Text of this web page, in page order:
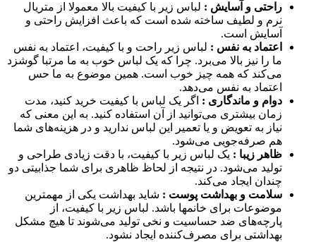
راحتی و آسایش : لباس زیر با کیفیت بالا معمولا از متریال
نرم و لطیف ساخته شده است که باعث افزایش راحتی و
آسایش است.
اعتماد به نفس : لباس زیر راحت و با کیفیت، اعتماد به نفس
ما را نیز بالا می‌برد. چرا که یک لباس خوب به ما مرتبا گوشزد
می‌کند که همه چیز خوب است. همین موضوع به ما حس
اعتماد به نفس می‌دهد.
دوام و ماندگاری : اگر یک لباس با کیفیت خرید کنید، مدت
زمان بیشتری می‌توانید از آن استفاده کنید. به این معنی که
نیاز به تعویض و یا تعمیر این لباس ندارید و در هزینه‌های شما
هم صرفه‌جویی می‌شود.
ظاهر زیبا : یک لباس زیر با کیفیت، با دقت زیادی طراحی و
تولید می‌شود. در نتیجه از لحاظ ظاهری برای شما جذابیتی دو
چندان ایجاد می‌کند.
سلامت و بهداشت پوست : شاید بهداشت یکی از مهمترین
موضوعات برای خانمها باشد. لباس زیر با کیفیت، از
پارچه‌های ضد حساسیت و نخی تولید می‌شوند تا هیچ مشکل
بهداشتی برای مصرف‌کننده ایجاد نشود.